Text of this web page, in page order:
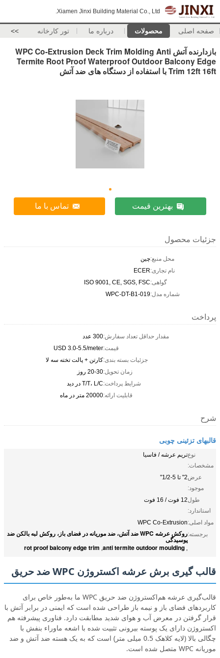
Xiamen Jinxi Building Material Co., Ltd.
صفحه اصلی محصولات درباره ما تور کارخانه >>
بازدارنده آتش WPC Co-Extrusion Deck Trim Molding Anti
Termite Root Proof Waterproof Outdoor Balcony Edge
Trim 12ft 16ft با استفاده از دستگاه های ضد آتش
بهترین قیمت تماس با ما
جزئیات محصول
محل منبع:چین
نام تجاری:ECER
گواهی:ISO 9001, CE, SGS, FSC
شماره مدل:WPC-DT-B1-019
پرداخت
مقدار حداقل تعداد سفارش:300 عدد
قیمت:USD 3.0-5.5/meter
جزئیات بسته بندی:کارتن + پالت تخته سه لا
زمان تحویل:20-30 روز
شرایط پرداخت:T/T، L/C در دید
قابلیت ارائه:20000 متر در ماه
شرح
قالبهای تزئینی چوبی
نوع
مشخصات:
تریم عرشه / فاسیا
عرض
موجود:
2" تا 5-1/2"
طول
استاندارد:
12 فوت / 16 فوت
مواد اصلی:WPC Co-Extrusion
برجسته:
روکش عرشه WPC ضد آتش، ضد موریانه در فضای باز، روکش لبه بالکن ضد
پوسیدگی
,
anti termite outdoor moulding
,
rot proof balcony edge trim
قالب گیری برش عرشه اکستروژن WPC ضد حریق
قالب‌گیری عرشه هم‌اکستروژن ضد حریق WPC ما به‌طور خاص برای
کاربردهای فضای باز و نیمه باز طراحی شده است که ایمنی در برابر آتش با
قرار گرفتن در معرض آب و هوای شدید مطابقت دارد. فناوری پیشرفته هم
اکستروژن دارای یک پوسته بیرونی تثبیت شده با اشعه ماوراء بنفش با
چگالی بالا (لایه کلاهک 0.5 میلی متر) است که به یک هسته ضد آتش و ضد
موریانه WPC متصل شده است.